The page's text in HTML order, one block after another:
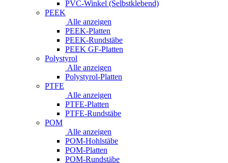
PVC-Winkel (Selbstklebend)
PEEK
Alle anzeigen
PEEK-Platten
PEEK-Rundstäbe
PEEK GF-Platten
Polystyrol
Alle anzeigen
Polystyrol-Platten
PTFE
Alle anzeigen
PTFE-Platten
PTFE-Rundstäbe
POM
Alle anzeigen
POM-Hohlstäbe
POM-Platten
POM-Rundstäbe